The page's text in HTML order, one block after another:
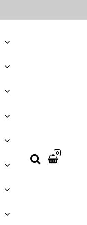
0